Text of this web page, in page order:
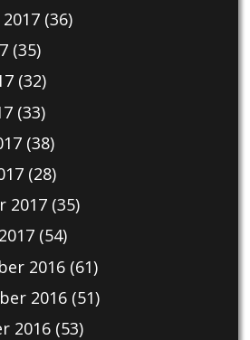
(36)
(35)
(32)
(33)
(38)
(28)
2017(35)
(54)
2016(61)
2016(51)
2016(53)